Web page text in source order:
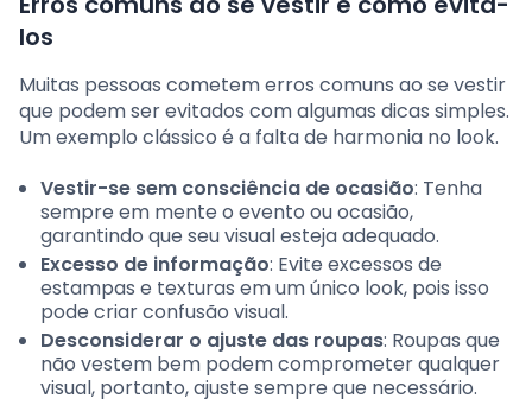
los
Muitas pessoas cometem erros comuns ao se vestir
que podem ser evitados com algumas dicas simples.
Um exemplo clássico é a falta de harmonia no look.
Vestir-se sem consciência de ocasião: Tenha
sempre em mente o evento ou ocasião,
garantindo que seu visual esteja adequado.
Excesso de informação: Evite excessos de
estampas e texturas em um único look, pois isso
pode criar confusão visual.
Desconsiderar o ajuste das roupas: Roupas que
não vestem bem podem comprometer qualquer
visual, portanto, ajuste sempre que necessário.